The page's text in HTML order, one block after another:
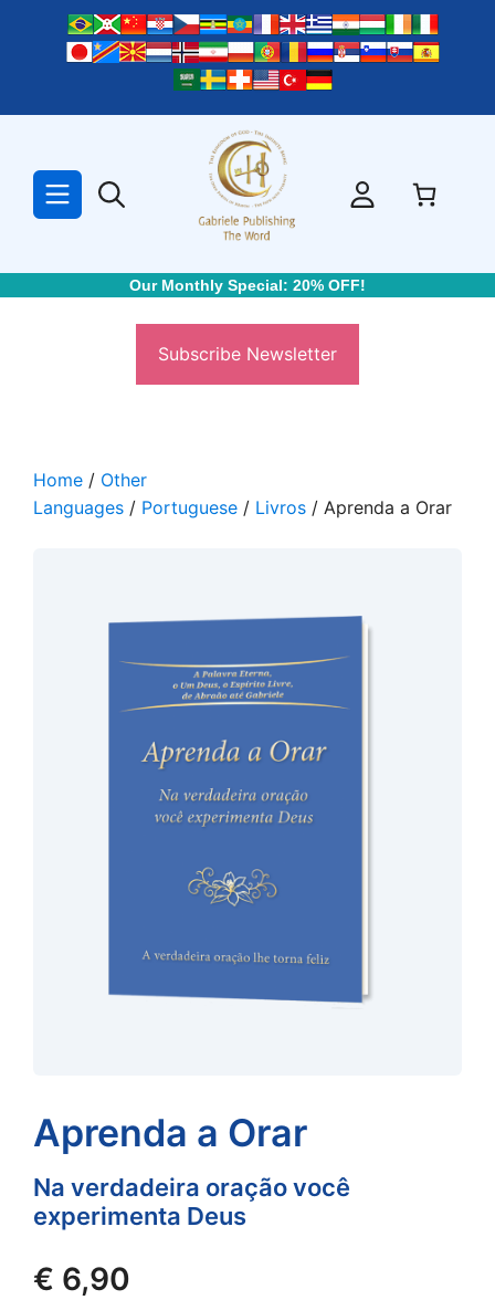
Our Monthly Special: 20% OFF!
Subscribe Newsletter
Home / Other
Languages / Portuguese / Livros / Aprenda a Orar
Aprenda a Orar
Na verdadeira oração você
experimenta Deus
€ 6,90